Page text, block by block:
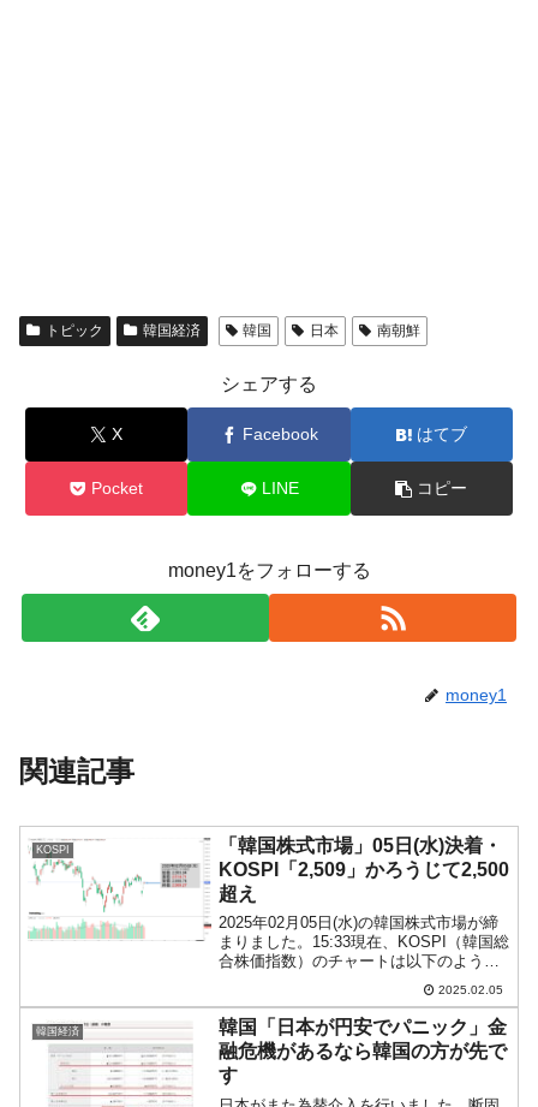
トピック 韓国経済 韓国 日本 南朝鮮
シェアする
X Facebook はてブ
Pocket LINE コピー
money1をフォローする
money1
関連記事
KOSPI
「韓国株式市場」05日(水)決着・
KOSPI「2,509」かろうじて2,500
超え
2025年02月05日(水)の韓国株式市場が締
まりました。15:33現在、KOSPI（韓国総
合株価指数）のチャートは以下のように
『Investing.com』より引用）。上がらな
いですねえ……なチャートになっていま
す...
2025.02.05
韓国経済
韓国「日本が円安でパニック」金
融危機があるなら韓国の方が先で
す